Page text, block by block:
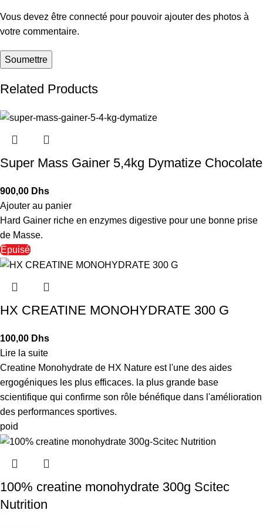
Vous devez être connecté pour pouvoir ajouter des photos à
votre commentaire.
Related Products
Super Mass Gainer 5,4kg Dymatize Chocolate
Dhs
Ajouter au panier
Hard Gainer riche en enzymes digestive pour une bonne prise
de Masse.
Épuisé
HX CREATINE MONOHYDRATE 300 G
Dhs
Lire la suite
Creatine Monohydrate de HX Nature est l'une des aides
ergogéniques les plus efficaces. la plus grande base
scientifique qui confirme son rôle bénéfique dans l'amélioration
des performances sportives.
poid
100% creatine monohydrate 300g Scitec
Nutrition